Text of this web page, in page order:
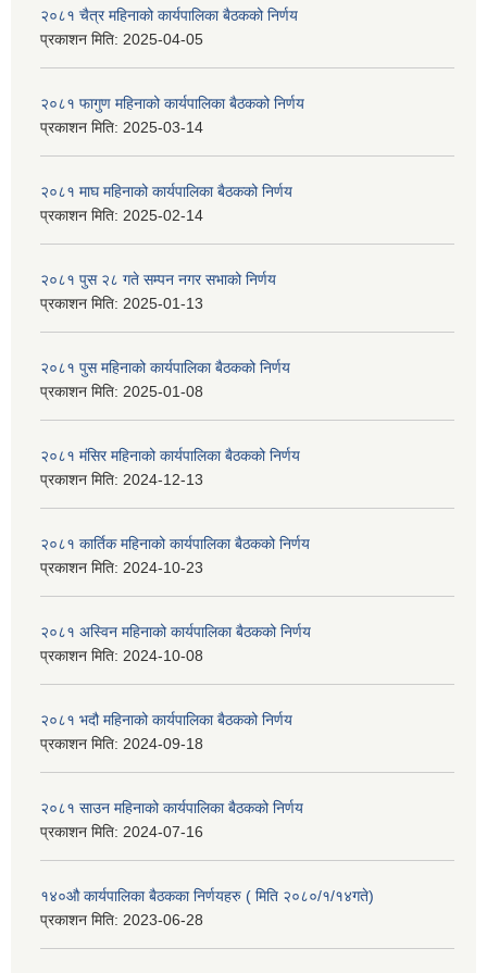
२०८१ चैत्र महिनाको कार्यपालिका बैठकको निर्णय
प्रकाशन मिति: 2025-04-05
२०८१ फागुण महिनाको कार्यपालिका बैठकको निर्णय
प्रकाशन मिति: 2025-03-14
२०८१ माघ महिनाको कार्यपालिका बैठकको निर्णय
प्रकाशन मिति: 2025-02-14
२०८१ पुस २८ गते सम्प‍न नगर सभाको निर्णय
प्रकाशन मिति: 2025-01-13
२०८१ पुस महिनाको कार्यपालिका बैठकको निर्णय
प्रकाशन मिति: 2025-01-08
२०८१ मंसिर महिनाको कार्यपालिका बैठकको निर्णय
प्रकाशन मिति: 2024-12-13
२०८१ कार्तिक महिनाको कार्यपालिका बैठकको निर्णय
प्रकाशन मिति: 2024-10-23
२०८१ अस्विन महिनाको कार्यपालिका बैठकको निर्णय
प्रकाशन मिति: 2024-10-08
२०८१ भदौ महिनाको कार्यपालिका बैठकको निर्णय
प्रकाशन मिति: 2024-09-18
२०८१ साउन महिनाको कार्यपालिका बैठकको निर्णय
प्रकाशन मिति: 2024-07-16
१४०औ कार्यपालिका बैठकका निर्णयहरु ( मिति २०८०/१/१४गते)
प्रकाशन मिति: 2023-06-28